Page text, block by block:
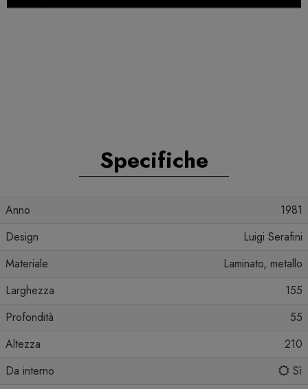
Specifiche
Anno
1981
Design
Luigi Serafini
Materiale
Laminato, metallo
Larghezza
155
Profondità
55
Altezza
210
Da interno
Sì